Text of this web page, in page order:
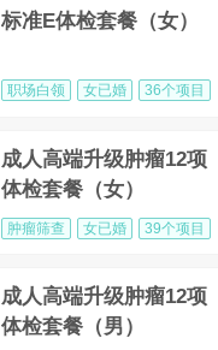
标准E体检套餐（女）
职场白领 女已婚 36个项目
成人高端升级肿瘤12项
体检套餐（女）
肿瘤筛查 女已婚 39个项目
成人高端升级肿瘤12项
体检套餐（男）